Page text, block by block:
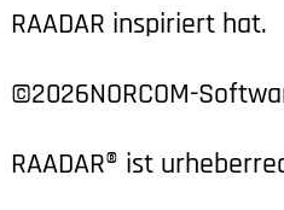
RAADAR inspiriert hat.
©2026NORCOM-
RAADAR® ist